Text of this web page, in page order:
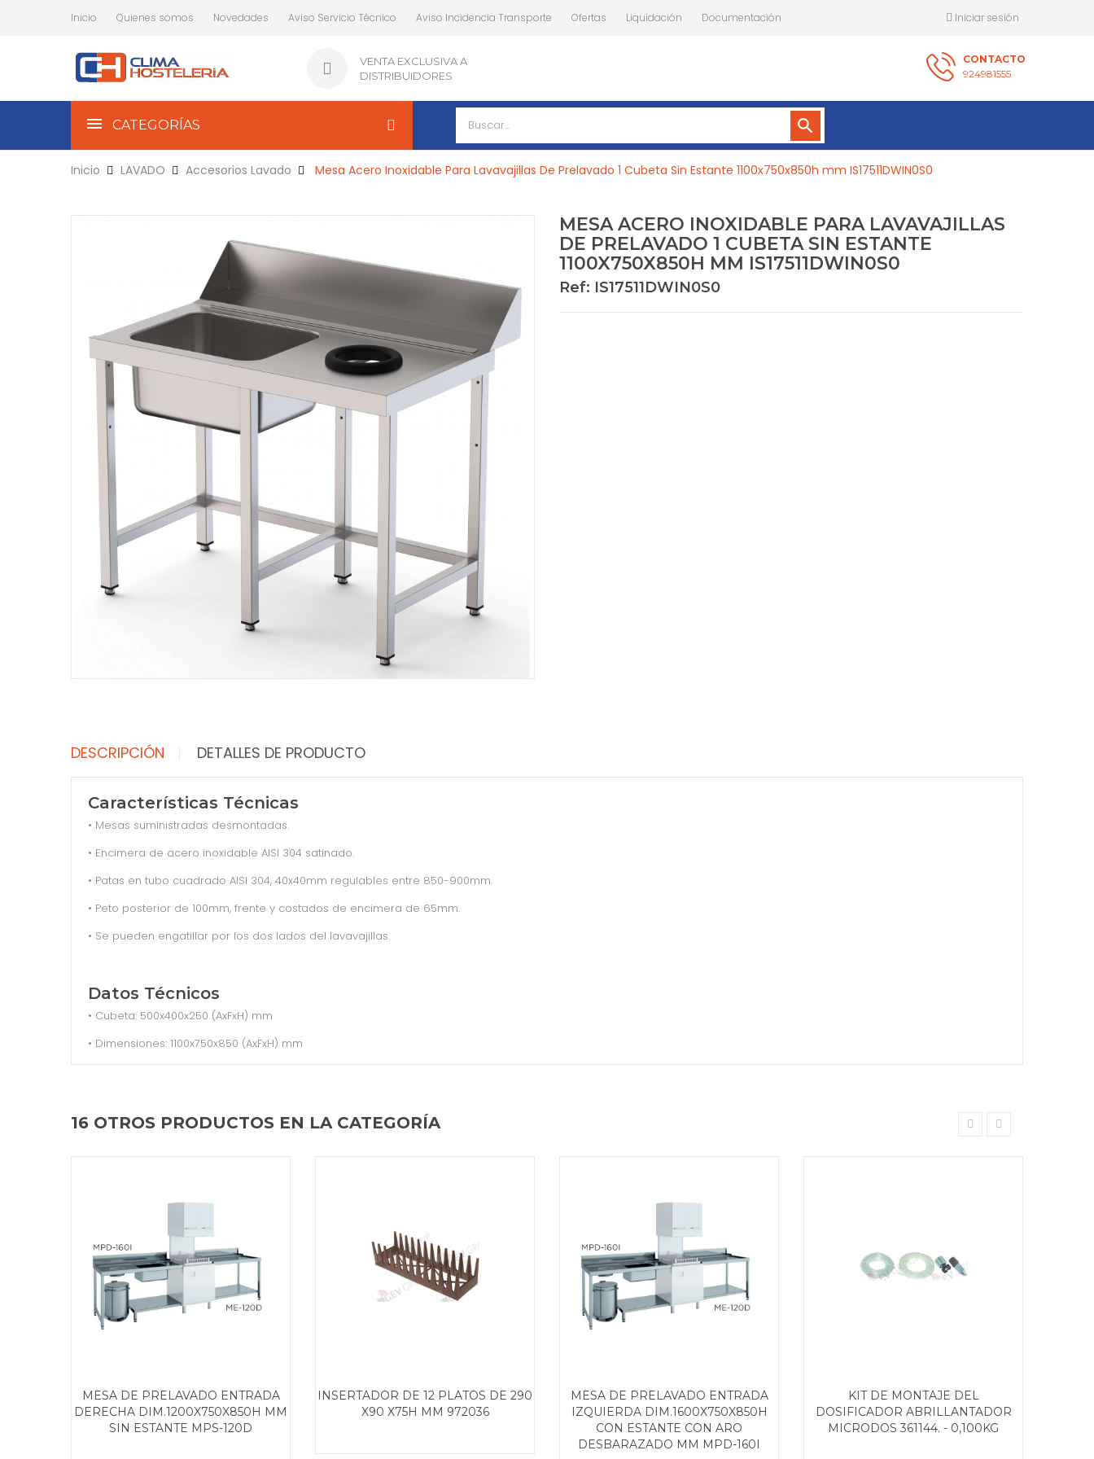
Inicio Quienes somos Novedades Aviso Servicio Técnico Aviso Incidencia Transporte Ofertas Liquidación Documentación Iniciar sesión
VENTA EXCLUSIVA A
DISTRIBUIDORES
CONTACTO
924981555
CATEGORÍAS search
Inicio LAVADO Accesorios Lavado Mesa Acero Inoxidable Para Lavavajillas De Prelavado 1 Cubeta Sin Estante 1100x750x850h mm IS17511DWIN0S0
MESA ACERO INOXIDABLE PARA LAVAVAJILLAS
DE PRELAVADO 1 CUBETA SIN ESTANTE
1100X750X850H MM IS17511DWIN0S0
Ref: IS17511DWIN0S0
DESCRIPCIÓN DETALLES DE PRODUCTO
Características Técnicas
• Mesas suministradas desmontadas.
• Encimera de acero inoxidable AISI 304 satinado.
• Patas en tubo cuadrado AISI 304, 40x40mm regulables entre 850-900mm.
• Peto posterior de 100mm, frente y costados de encimera de 65mm.
• Se pueden engatillar por los dos lados del lavavajillas.
Datos Técnicos
• Cubeta: 500x400x250 (AxFxH) mm
• Dimensiones: 1100x750x850 (AxFxH) mm
16 OTROS PRODUCTOS EN LA CATEGORÍA
MESA DE PRELAVADO ENTRADA
DERECHA DIM.1200X750X850H MM
SIN ESTANTE MPS-120D
INSERTADOR DE 12 PLATOS DE 290
X90 X75H MM 972036
MESA DE PRELAVADO ENTRADA
IZQUIERDA DIM.1600X750X850H
CON ESTANTE CON ARO
DESBARAZADO MM MPD-160I
KIT DE MONTAJE DEL
DOSIFICADOR ABRILLANTADOR
MICRODOS 361144. - 0,100KG